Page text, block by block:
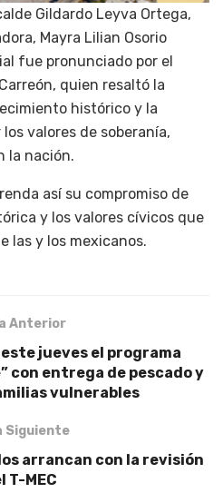
Gildardo Leyva Ortega,
Mayra Lilian Osorio
fue pronunciado por el
quien resaltó la
histórico y la
valores de soberanía,
la nación.
así su compromiso de
y los valores cívicos que
las y los mexicanos.
Anterior
jueves el programa
con entrega de pescado y
vulnerables
Siguiente
arrancan con la revisión
T-MEC